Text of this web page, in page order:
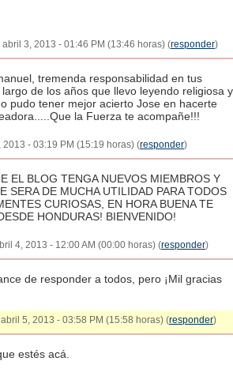
abril 3, 2013 - 01:46 PM (13:46 horas) (responder)
tremenda responsabilidad en tus
de los años que llevo leyendo religiosa y
pudo tener mejor acierto Jose en hacerte
la Fuerza te acompañe!!!
- 03:19 PM (15:19 horas) (responder)
EL BLOG TENGA NUEVOS MIEMBROS Y
SERA DE MUCHA UTILIDAD PARA TODOS
CURIOSAS, EN HORA BUENA TE
HONDURAS! BIENVENIDO!
4, 2013 - 12:00 AM (00:00 horas) (responder)
de responder a todos, pero ¡Mil gracias
5, 2013 - 03:58 PM (15:58 horas) (responder)
estés acá.